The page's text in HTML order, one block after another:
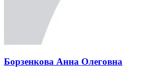
Борзенкова Анна Олеговна